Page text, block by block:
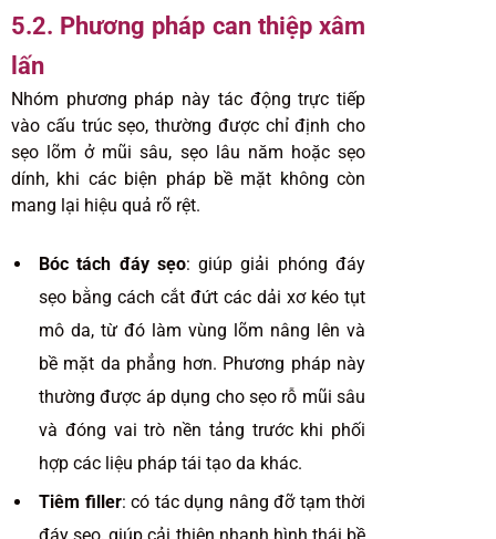
5.2. Phương pháp can thiệp xâm
lấn
Nhóm phương pháp này tác động trực tiếp
vào cấu trúc sẹo, thường được chỉ định cho
sẹo lõm ở mũi sâu, sẹo lâu năm hoặc sẹo
dính, khi các biện pháp bề mặt không còn
mang lại hiệu quả rõ rệt.
Bóc tách đáy sẹo: giúp giải phóng đáy
sẹo bằng cách cắt đứt các dải xơ kéo tụt
mô da, từ đó làm vùng lõm nâng lên và
bề mặt da phẳng hơn. Phương pháp này
thường được áp dụng cho sẹo rỗ mũi sâu
và đóng vai trò nền tảng trước khi phối
hợp các liệu pháp tái tạo da khác.
Tiêm filler: có tác dụng nâng đỡ tạm thời